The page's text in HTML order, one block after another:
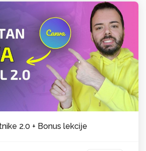
2.0 + Bonus lekcije